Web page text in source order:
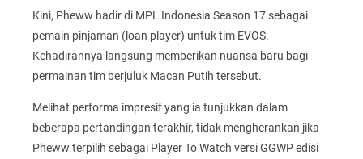
Kini, Pheww hadir di MPL Indonesia Season 17 sebagai
pemain pinjaman (loan player) untuk tim EVOS.
Kehadirannya langsung memberikan nuansa baru bagi
permainan tim berjuluk Macan Putih tersebut.
Melihat performa impresif yang ia tunjukkan dalam
beberapa pertandingan terakhir, tidak mengherankan jika
Pheww terpilih sebagai Player To Watch versi GGWP edisi